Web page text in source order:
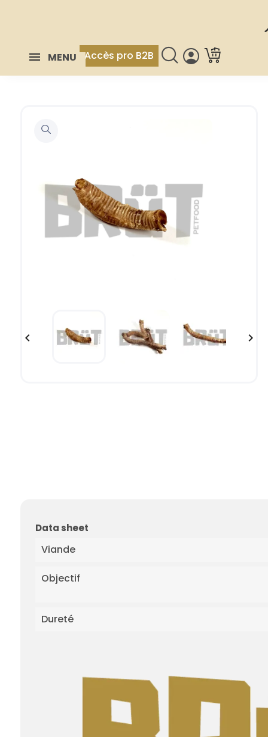
MENU Accès pro B2B
 
Data sheet
Viande
Objectif
Dureté